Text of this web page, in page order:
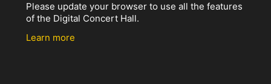
Please update your browser to use all the features
of the Digital Concert Hall.
Learn more